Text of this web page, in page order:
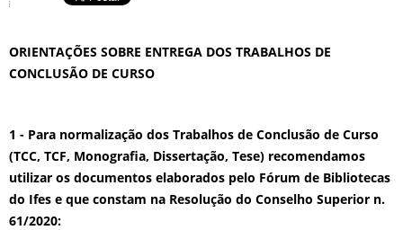
ORIENTAÇÕES SOBRE ENTREGA DOS TRABALHOS DE
CONCLUSÃO DE CURSO
1 - Para normalização dos Trabalhos de Conclusão de Curso
(TCC, TCF, Monografia, Dissertação, Tese) recomendamos
utilizar os documentos elaborados pelo Fórum de Bibliotecas
do Ifes e que constam na Resolução do Conselho Superior n.
61/2020: